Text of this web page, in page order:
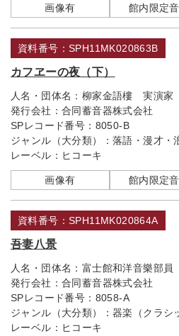
画像有 館内限定
資料番号：SPH11MK020863B
カフヱーの夜（下）
人名・団体名： 柳家金語樓 実演家
発行会社： 合同蓄音器株式会社
SPレコード番号： 8050-B
ジャンル（大分類）： 落語・漫才・
レーベル： ヒコーキ
画像有 館内限定
資料番号：SPH11MK020864A
吾妻八景
人名・団体名： 富士館和洋音樂部
発行会社： 合同蓄音器株式会社
SPレコード番号： 8058-A
ジャンル（大分類）： 器楽（クラシ
レーベル： ヒコーキ